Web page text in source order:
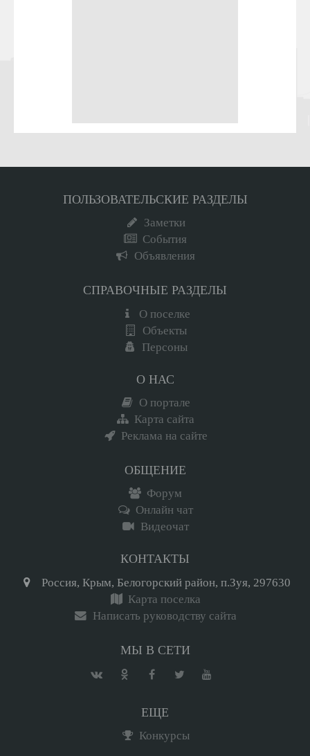
ПОЛЬЗОВАТЕЛЬСКИЕ РАЗДЕЛЫ
Заметки
События
Объявления
СПРАВОЧНЫЕ РАЗДЕЛЫ
О поселке
Объекты
Персоны
О НАС
О портале
Карта сайта
Реклама на сайте
ОБЩЕНИЕ
Форум
Онлайн чат
Видеочат
КОНТАКТЫ
Россия, Крым, Белогорский район, п.Зуя, 297630
Карта поселка
Написать руководству сайта
МЫ В СЕТИ
ЕЩЕ
Конкурсы